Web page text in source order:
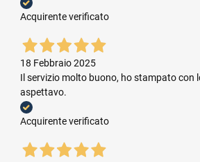
Acquirente verificato
18 Febbraio 2025
Il servizio molto buono, ho stampato con
aspettavo.
Acquirente verificato